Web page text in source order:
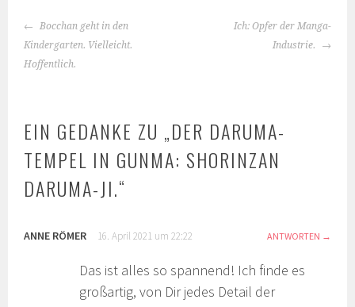
BEITRAGS-
NAVIGATION
Bocchan geht in den
Kindergarten. Vielleicht.
Hoffentlich.
Ich: Opfer der Manga-
Industrie.
EIN GEDANKE ZU „DER DARUMA-
TEMPEL IN GUNMA: SHORINZAN
DARUMA-JI.“
ANNE RÖMER 16. April 2021 um 22:22 ANTWORTEN
Das ist alles so spannend! Ich finde es
großartig, von Dir jedes Detail der